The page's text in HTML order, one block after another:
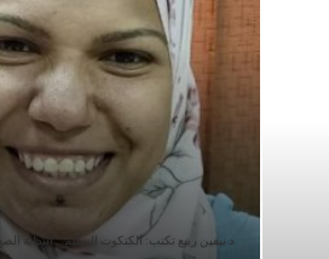
د نيفين ربيع تكتب: الكتكوت السليم… البداية